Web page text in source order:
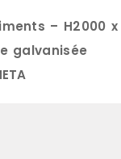
– H2000 x
galvanisée